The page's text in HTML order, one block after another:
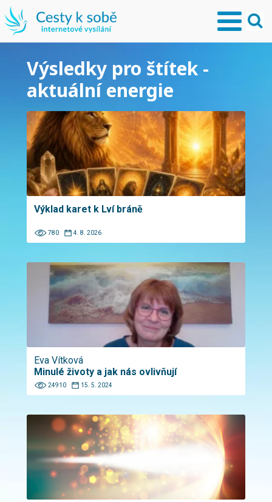
Výsledky pro štítek -
aktuální energie
Výklad karet k Lví bráně
780 4. 8. 2026
Eva Vítková
Minulé životy a jak nás ovlivňují
24910 15. 5. 2024